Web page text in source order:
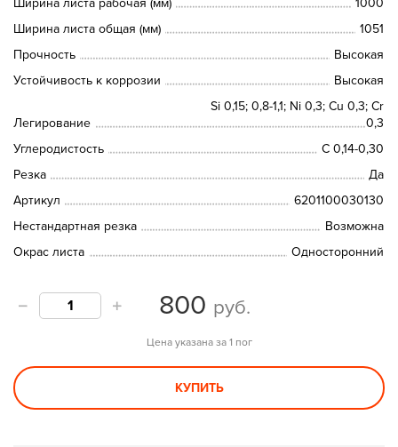
Ширина листа общая (мм)
1051
Прочность
Высокая
Устойчивость к коррозии
Высокая
Легирование
Si 0,15; 0,8-1,1; Ni 0,3; Сu 0,3; Cr
0,3
Углеродистость
C 0,14-0,30
Резка
Да
Артикул
6201100030130
Нестандартная резка
Возможна
Окрас листа
Односторонний
800 руб.
Цена указана за 1 пог
КУПИТЬ